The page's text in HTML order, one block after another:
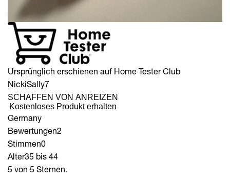
Ursprünglich erschienen auf Home Tester Club
NickiSally7
SCHAFFEN VON ANREIZEN
Kostenloses Produkt erhalten
Germany
Bewertungen2
Stimmen0
Alter35 bis 44
5 von 5 Sternen.